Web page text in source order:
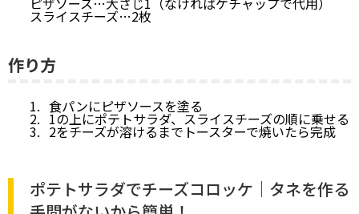
スライスチーズ…2枚
作り方
食パンにピザソースを塗る
1の上にポテトサラダ、スライスチーズの順に乗せる
2をチーズが溶けるまでトースターで焼いたら完成
ポテトサラダでチーズコロッケ｜タネを作る